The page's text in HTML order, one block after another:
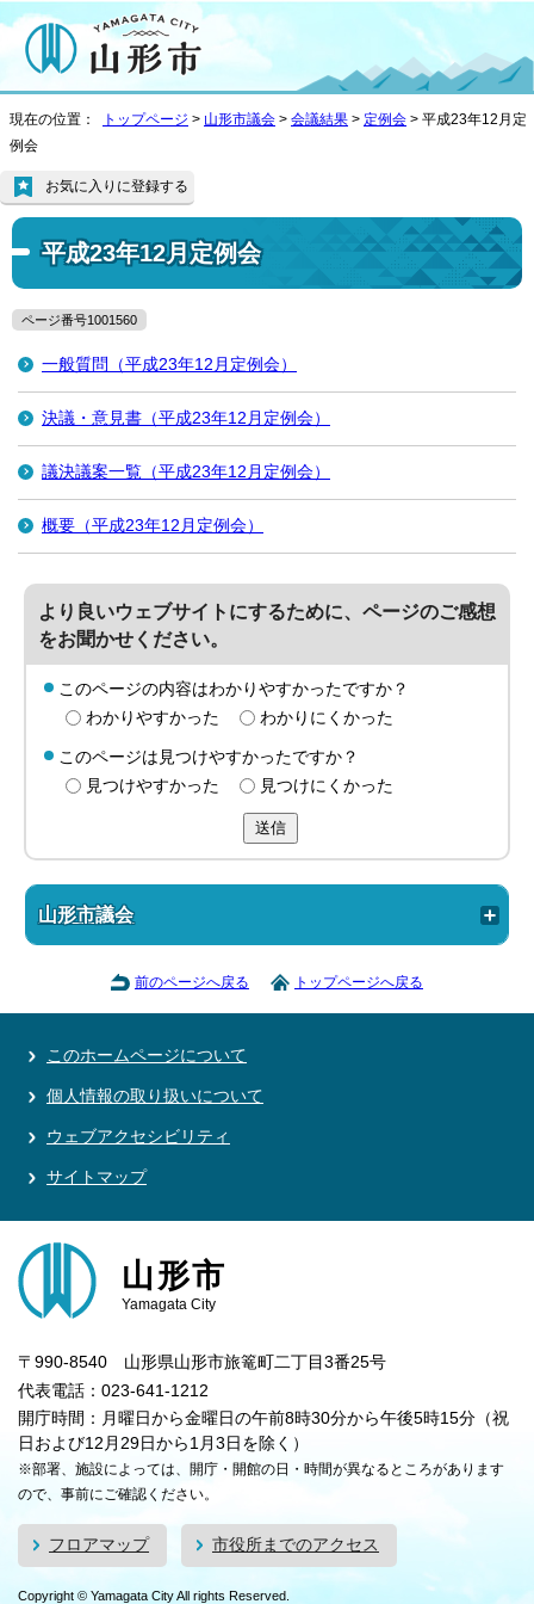
現在の位置： トップページ > 山形市議会 > 会議結果 > 定例会 > 平成23年12月定
例会
平成23年12月定例会
お気に入りに登録する
ページ番号1001560
一般質問（平成23年12月定例会）
決議・意見書（平成23年12月定例会）
議決議案一覧（平成23年12月定例会）
概要（平成23年12月定例会）
より良いウェブサイトにするために、ページのご感想
をお聞かせください。
このページの内容はわかりやすかったですか？
わかりやすかった
わかりにくかった
このページは見つけやすかったですか？
見つけやすかった
見つけにくかった
送信
山形市議会
前のページへ戻る トップページへ戻る
このホームページについて
個人情報の取り扱いについて
ウェブアクセシビリティ
サイトマップ
山形市
Yamagata City
〒990-8540 山形県山形市旅篭町二丁目3番25号
代表電話：023-641-1212
開庁時間：月曜日から金曜日の午前8時30分から午後5時15分（祝
日および12月29日から1月3日を除く）
※部署、施設によっては、開庁・開館の日・時間が異なるところがあります
ので、事前にご確認ください。
フロアマップ 市役所までのアクセス
Copyright © Yamagata City All rights Reserved.